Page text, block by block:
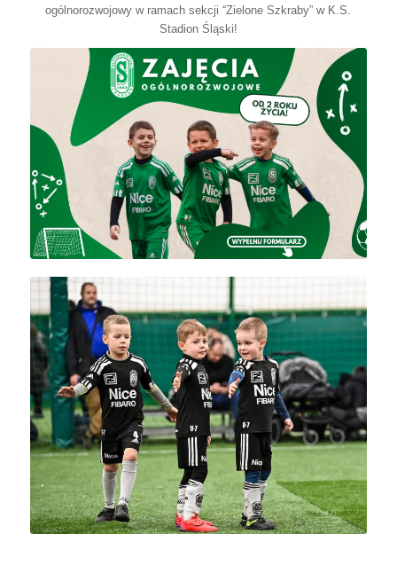
ogólnorozwojowy w ramach sekcji “Zielone Szkraby” w K.S.
Stadion Śląski!